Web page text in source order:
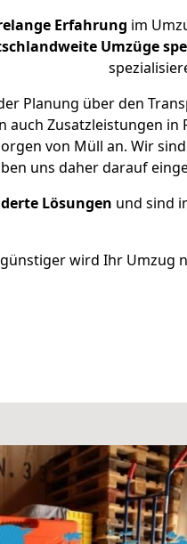
Erfahrung im
Umzüge
Planung über den
auch Zusatzleistungen in
von Müll an. Wir
uns daher darauf
Lösungen und sind
wird Ihr Umzug